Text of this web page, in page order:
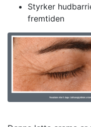
Styrker
fremtiden